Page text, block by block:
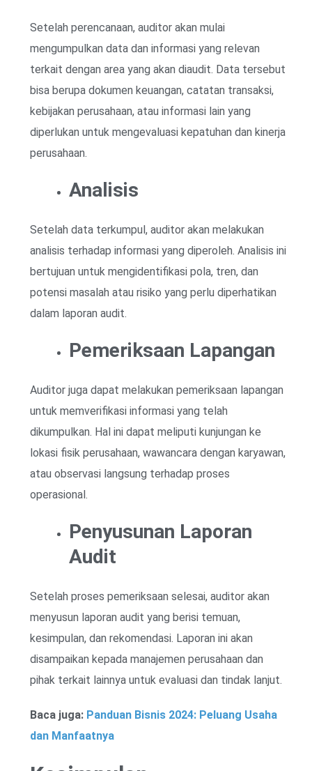
Setelah perencanaan, auditor akan mulai
mengumpulkan data dan informasi yang relevan
terkait dengan area yang akan diaudit. Data tersebut
bisa berupa dokumen keuangan, catatan transaksi,
kebijakan perusahaan, atau informasi lain yang
diperlukan untuk mengevaluasi kepatuhan dan kinerja
perusahaan.
Analisis
Setelah data terkumpul, auditor akan melakukan
analisis terhadap informasi yang diperoleh. Analisis ini
bertujuan untuk mengidentifikasi pola, tren, dan
potensi masalah atau risiko yang perlu diperhatikan
dalam laporan audit.
Pemeriksaan Lapangan
Auditor juga dapat melakukan pemeriksaan lapangan
untuk memverifikasi informasi yang telah
dikumpulkan. Hal ini dapat meliputi kunjungan ke
lokasi fisik perusahaan, wawancara dengan karyawan,
atau observasi langsung terhadap proses
operasional.
Penyusunan Laporan
Audit
Setelah proses pemeriksaan selesai, auditor akan
menyusun laporan audit yang berisi temuan,
kesimpulan, dan rekomendasi. Laporan ini akan
disampaikan kepada manajemen perusahaan dan
pihak terkait lainnya untuk evaluasi dan tindak lanjut.
Baca juga: Panduan Bisnis 2024: Peluang Usaha
dan Manfaatnya